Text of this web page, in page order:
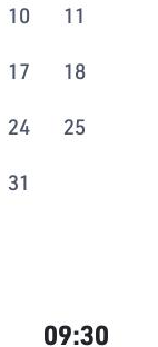
10 11
17 18
24 25
31
09:30